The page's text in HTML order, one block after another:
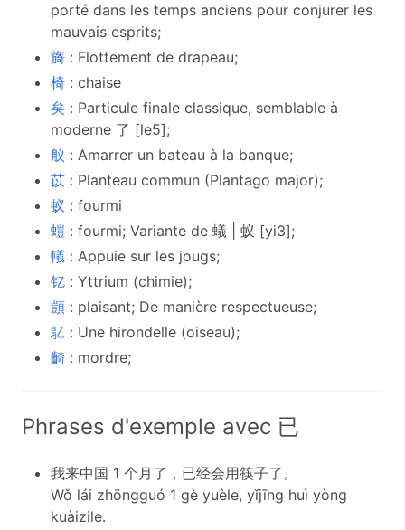
porté dans les temps anciens pour conjurer les
mauvais esprits;
旖 : Flottement de drapeau;
椅 : chaise
矣 : Particule finale classique, semblable à
moderne 了 [le5];
舣 : Amarrer un bateau à la banque;
苡 : Planteau commun (Plantago major);
蚁 : fourmi
螘 : fourmi; Variante de 蟻 | 蚁 [yi3];
轙 : Appuie sur les jougs;
钇 : Yttrium (chimie);
顗 : plaisant; De manière respectueuse;
鳦 : Une hirondelle (oiseau);
齮 : mordre;
Phrases d'exemple avec 已
我来中国 1 个月了，已经会用筷子了。
Wǒ lái zhōngguó 1 gè yuèle, yǐjīng huì yòng
kuàizile.